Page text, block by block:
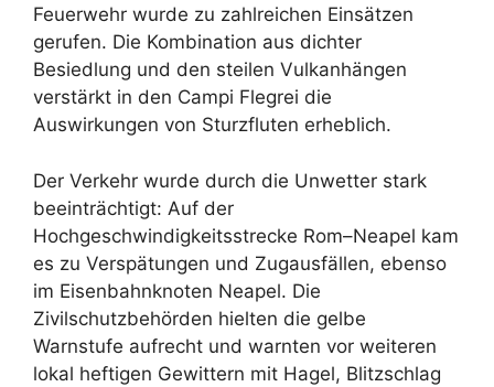
Feuerwehr wurde zu zahlreichen Einsätzen
gerufen. Die Kombination aus dichter
Besiedlung und den steilen Vulkanhängen
verstärkt in den Campi Flegrei die
Auswirkungen von Sturzfluten erheblich.
Der Verkehr wurde durch die Unwetter stark
beeinträchtigt: Auf der
Hochgeschwindigkeitsstrecke Rom–Neapel kam
es zu Verspätungen und Zugausfällen, ebenso
im Eisenbahnknoten Neapel. Die
Zivilschutzbehörden hielten die gelbe
Warnstufe aufrecht und warnten vor weiteren
lokal heftigen Gewittern mit Hagel, Blitzschlag